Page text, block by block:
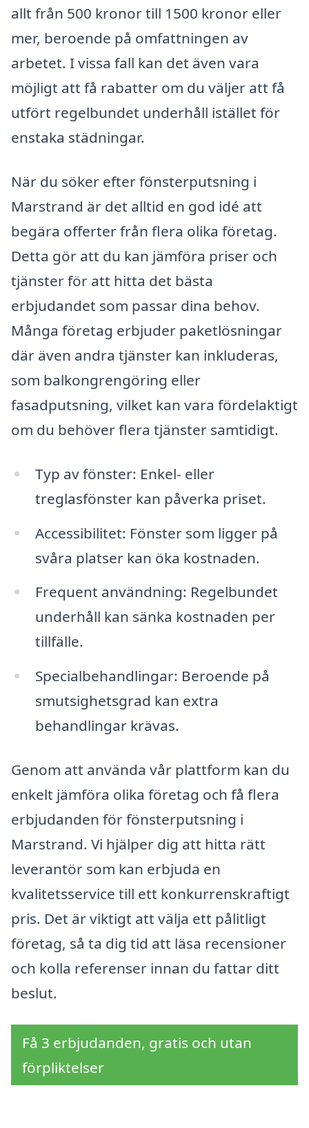
allt från 500 kronor till 1500 kronor eller
mer, beroende på omfattningen av
arbetet. I vissa fall kan det även vara
möjligt att få rabatter om du väljer att få
utfört regelbundet underhåll istället för
enstaka städningar.
När du söker efter fönsterputsning i
Marstrand är det alltid en god idé att
begära offerter från flera olika företag.
Detta gör att du kan jämföra priser och
tjänster för att hitta det bästa
erbjudandet som passar dina behov.
Många företag erbjuder paketlösningar
där även andra tjänster kan inkluderas,
som balkongrengöring eller
fasadputsning, vilket kan vara fördelaktigt
om du behöver flera tjänster samtidigt.
Typ av fönster: Enkel- eller
treglasfönster kan påverka priset.
Accessibilitet: Fönster som ligger på
svåra platser kan öka kostnaden.
Frequent användning: Regelbundet
underhåll kan sänka kostnaden per
tillfälle.
Specialbehandlingar: Beroende på
smutsighetsgrad kan extra
behandlingar krävas.
Genom att använda vår plattform kan du
enkelt jämföra olika företag och få flera
erbjudanden för fönsterputsning i
Marstrand. Vi hjälper dig att hitta rätt
leverantör som kan erbjuda en
kvalitetsservice till ett konkurrenskraftigt
pris. Det är viktigt att välja ett pålitligt
företag, så ta dig tid att läsa recensioner
och kolla referenser innan du fattar ditt
beslut.
Få 3 erbjudanden, gratis och utan
förpliktelser